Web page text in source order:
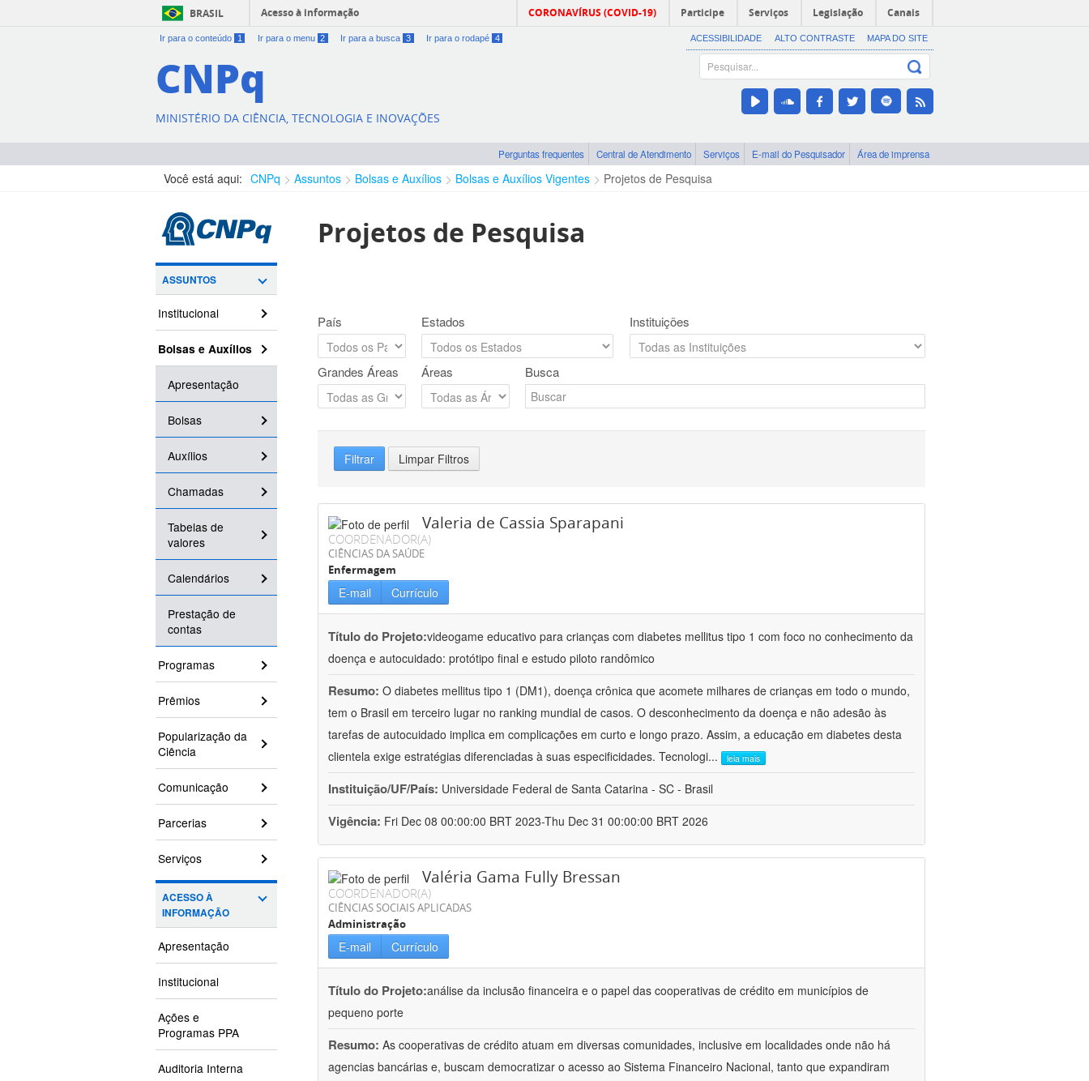
BRASIL Acesso à informação CORONAVÍRUS (COVID-19) Participe Serviços Legislação Canais
Ir para o conteúdo 1 Ir para o menu 2 Ir para a busca 3 Ir para o rodapé 4 ACESSIBILIDADE ALTO CONTRASTE MAPA DO SITE
CNPq
MINISTÉRIO DA CIÊNCIA, TECNOLOGIA E INOVAÇÕES
Perguntas frequentes Central de Atendimento Serviços E-mail do Pesquisador Área de imprensa
Você está aqui: CNPq Assuntos Bolsas e Auxílios Bolsas e Auxílios Vigentes Projetos de Pesquisa
ASSUNTOS
Institucional
Bolsas e Auxílios
Apresentação
Bolsas
Auxílios
Chamadas
Tabelas de
valores
Calendários
Prestação de
contas
Programas
Prêmios
Popularização da
Ciência
Comunicação
Parcerias
Serviços
ACESSO À
INFORMAÇÃO
Apresentação
Institucional
Ações e
Programas PPA
Auditoria Interna
Projetos de Pesquisa
País Estados Instituições
Grandes Áreas Áreas Busca
Filtrar Limpar Filtros
Valeria de Cassia Sparapani
COORDENADOR(A)
CIÊNCIAS DA SAÚDE
Enfermagem
E-mail Currículo
Título do Projeto:videogame educativo para crianças com diabetes mellitus tipo 1 com foco no conhecimento da
doença e autocuidado: protótipo final e estudo piloto randômico
Resumo: O diabetes mellitus tipo 1 (DM1), doença crônica que acomete milhares de crianças em todo o mundo,
tem o Brasil em terceiro lugar no ranking mundial de casos. O desconhecimento da doença e não adesão às
tarefas de autocuidado implica em complicações em curto e longo prazo. Assim, a educação em diabetes desta
clientela exige estratégias diferenciadas à suas especificidades. Tecnologi... leia mais
Instituição/UF/País: Universidade Federal de Santa Catarina - SC - Brasil
Vigência: Fri Dec 08 00:00:00 BRT 2023-Thu Dec 31 00:00:00 BRT 2026
Valéria Gama Fully Bressan
COORDENADOR(A)
CIÊNCIAS SOCIAIS APLICADAS
Administração
E-mail Currículo
Título do Projeto:análise da inclusão financeira e o papel das cooperativas de crédito em municípios de
pequeno porte
Resumo: As cooperativas de crédito atuam em diversas comunidades, inclusive em localidades onde não há
agencias bancárias e, buscam democratizar o acesso ao Sistema Financeiro Nacional, tanto que expandiram